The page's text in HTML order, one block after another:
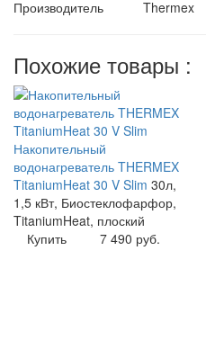
Производитель Thermex
Похожие товары :
Накопительный
водонагреватель THERMEX
TitaniumHeat 30 V Slim 30л,
1,5 кВт, Биостеклофарфор,
TitaniumHeat, плоский
Купить
7 490 руб.